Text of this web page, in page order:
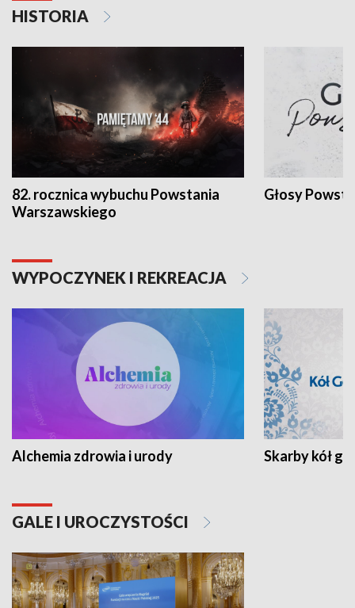
HISTORIA
82. rocznica wybuchu Powstania
Warszawskiego
Głosy
WYPOCZYNEK I REKREACJA
Alchemia zdrowia i urody Skarby kół
GALE I UROCZYSTOŚCI